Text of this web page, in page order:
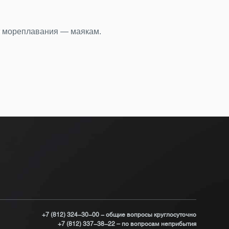
мореплавания — маякам.
+7 (812) 324-30-00 - общие вопросы круглосуточно
+7 (812) 337-38-22 – по вопросам неприбытия